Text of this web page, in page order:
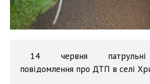
14 червня
повідомлення про ДТП в селі